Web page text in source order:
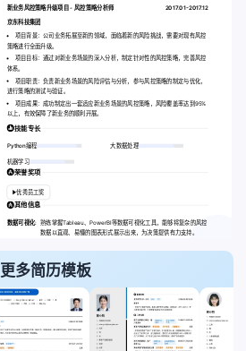
新业务风控策略升级项目 - 风控策略分析师
2017.01-2017.12
京东科技集团
项目背景：公司业务拓展至新的领域，面临着新的风险挑战，需要对现有风控
策略进行全面升级。
项目目标：通过对新业务场景的深入分析，制定针对性的风控策略，完善风控
体系。
项目职责：负责新业务场景的风险评估与分析，参与风控策略的制定与优化，
进行策略的测试与验证。
项目成果：成功制定出一套适应新业务场景的风控策略，风险覆盖率达到95%
以上，有效保障了新业务的顺利开展。
技能专长
Python编程 大数据处理
机器学习
荣誉奖项
优秀员工奖
其他信息
数据可视化: 熟练掌握Tableau、PowerBI等数据可视化工具，能够将复杂的风控
数据以直观、易懂的图表形式展示出来，为决策提供有力支持。
更多简历模板